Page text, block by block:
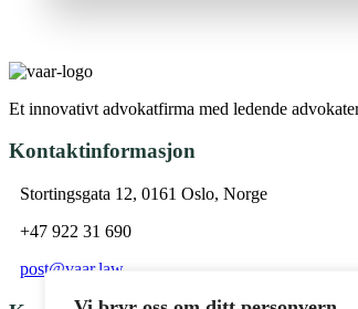
Et innovativt advokatfirma med ledende
Kontaktinformasjon
Stortingsgata 12, 0161 Oslo, Norge
+47 922 31 690
post@vaar.law